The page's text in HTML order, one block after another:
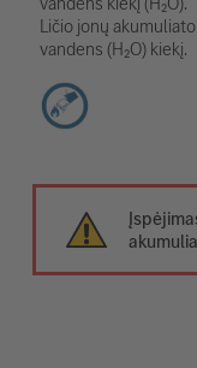
Ličio jonų
vandens (H₂O) kiekį.